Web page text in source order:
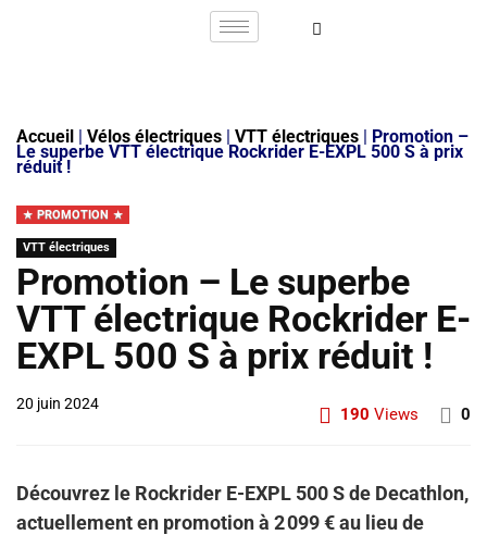
Accueil | Vélos électriques | VTT électriques | Promotion –
Le superbe VTT électrique Rockrider E-EXPL 500 S à prix
réduit !
PROMOTION
VTT électriques
Promotion – Le superbe
VTT électrique Rockrider E-
EXPL 500 S à prix réduit !
20 juin 2024
190 Views 0
Découvrez le Rockrider E-EXPL 500 S de Decathlon,
actuellement en promotion à 2 099 € au lieu de